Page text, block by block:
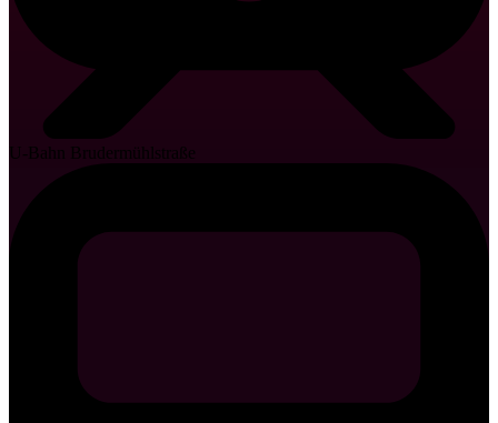
U-Bahn Brudermühlstraße